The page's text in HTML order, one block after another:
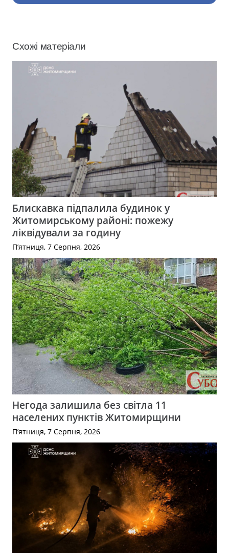
Схожі матеріали
Блискавка підпалила будинок у
Житомирському районі: пожежу
ліквідували за годину
П’ятниця, 7 Серпня, 2026
Негода залишила без світла 11
населених пунктів Житомирщини
П’ятниця, 7 Серпня, 2026